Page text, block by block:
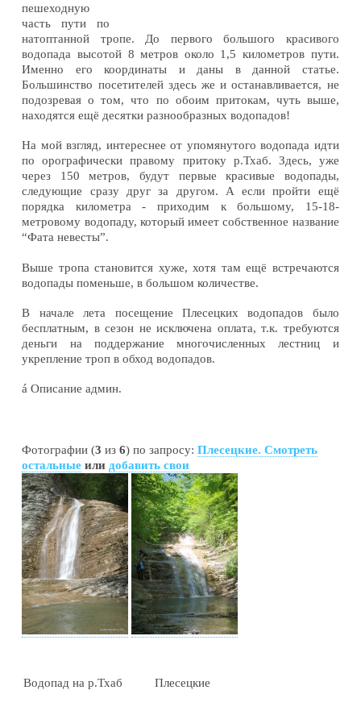
пешеходную
часть пути по
натоптанной тропе. До первого большого красивого
водопада высотой 8 метров около 1,5 километров пути.
Именно его координаты и даны в данной статье.
Большинство посетителей здесь же и останавливается, не
подозревая о том, что по обоим притокам, чуть выше,
находятся ещё десятки разнообразных водопадов!
На мой взгляд, интереснее от упомянутого водопада идти
по орографически правому притоку р.Тхаб. Здесь, уже
через 150 метров, будут первые красивые водопады,
следующие сразу друг за другом. А если пройти ещё
порядка километра - приходим к большому, 15-18-
метровому водопаду, который имеет собственное название
“Фата невесты”.
Выше тропа становится хуже, хотя там ещё встречаются
водопады поменьше, в большом количестве.
В начале лета посещение Плесецких водопадов было
бесплатным, в сезон не исключена оплата, т.к. требуются
деньги на поддержание многочисленных лестниц и
укрепление троп в обход водопадов.
áОписание админ.
Фотографии (3 из6) по запросу:Плесецкие. Смотреть
остальные или добавить свои
Водопад на р.Тхаб Плесецкие